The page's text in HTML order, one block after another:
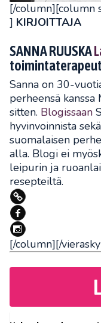
[/column][column
] KIRJOITTAJA
SANNA RUUSKA
Sanna on 30-
perheensä
sitten. Blogissaan
hyvinvoinnista
suomalaisen
alla. Blogi ei
leipurin ja
resepteiltä.
[/column][/